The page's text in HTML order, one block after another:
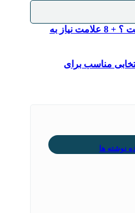
بازطراحی سایت چیست ؟ + 8 علامت نیاز به
مناسب برای
نوشته ها